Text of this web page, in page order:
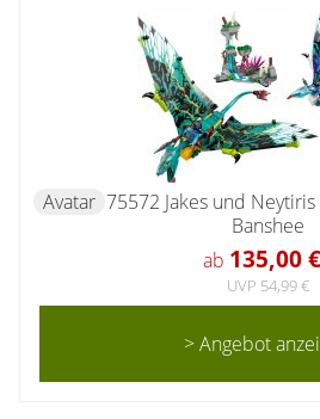
Avatar 75572 Jakes und
Banshee
ab 135,00 €
UVP 54,99 €
> Angebot